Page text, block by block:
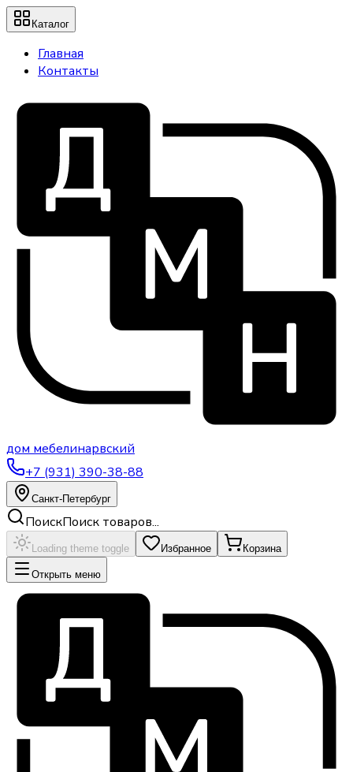
Каталог
Главная
Контакты
дом мебелинарвский
+7 (931) 390-38-88
Санкт-Петербург
ПоискПоиск товаров...
Loading theme toggle Избранное Корзина
Открыть меню